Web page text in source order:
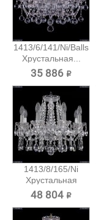
1413/6/141/Ni/Balls
Хрустальная...
35 886 ₽
1413/8/165/Ni
Хрустальная
подвесная...
48 804 ₽